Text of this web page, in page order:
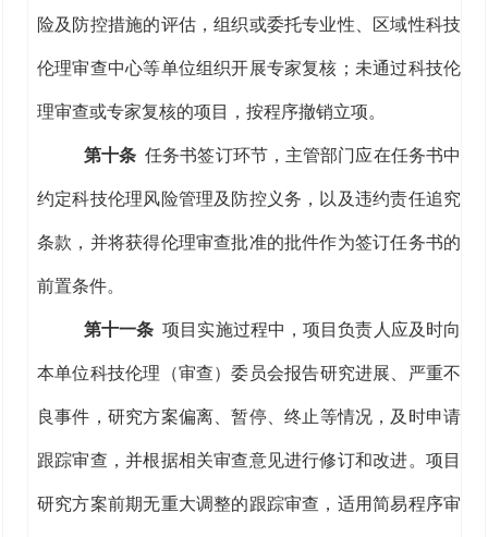
险及防控措施的评估，组织或委托专业性、 区域性科技
伦理审查中心等单位组织开展专家复核； 未通过科技伦
理审查或专家复核的项目 ， 按程序撤销立项。
第十条 任务书签订环节，主管部门应在任务书中
约定科技伦理风险管理及防控义务，以及违约责任追究
条款 ，并将获得伦理审查批准的批件作为签订任务书的
前置条件。
第十一条 项目实施过程中 ，项目负责人应及时向
本单位科技伦理（审查）委员会报告研究进展、严重不
良事件 ， 研究方案偏离、暂停、终止等情况， 及时申请
跟踪审查，并根据相关审查意见进行修订和改进。 项目
研究方案前期无重大调整的跟踪审查，适用简易程序审